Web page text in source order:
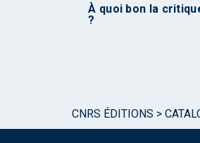
À quoi bon la
?
CNRS ÉDITIONS >